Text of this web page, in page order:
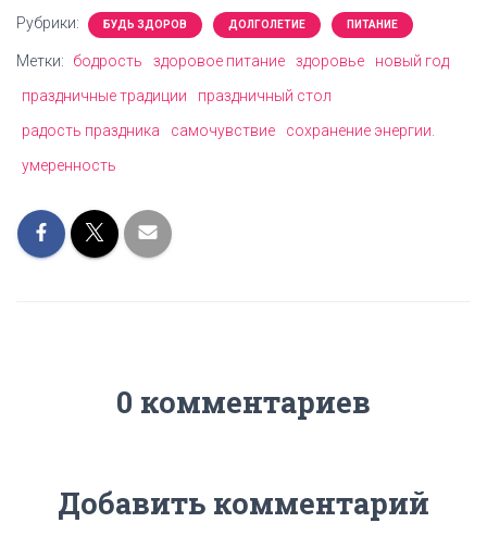
Рубрики: БУДЬ ЗДОРОВ ДОЛГОЛЕТИЕ ПИТАНИЕ
Метки: бодрость здоровое питание здоровье
новый год
праздничные традиции
праздничный стол
радость праздника
самочувствие
сохранение энергии.
умеренность
0 комментариев
Добавить комментарий